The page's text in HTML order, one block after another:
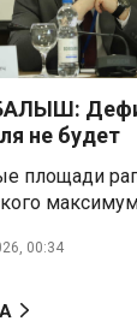
это жуть»
популярных
у
Минобороны
сдалась в
Александр
не будет
площади
00:34